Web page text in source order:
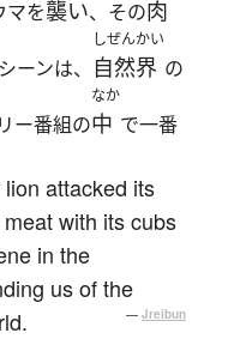
マを襲い、その肉
シーンは、
しぜんかい
自然界 の
ー番組の
なか
中 で一番
attacked its
with its cubs
in the
us of the
— Jreibun